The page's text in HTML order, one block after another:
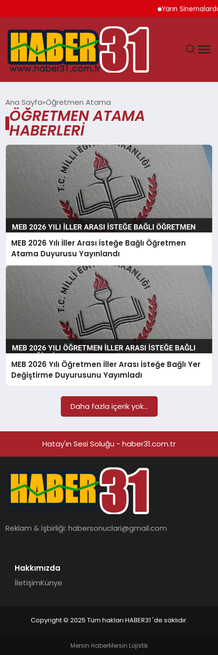
Yarın
HATAY
YAŞAM
EKONOMI
GÜNDEM
MAGAZIN
SAĞLIK
TEKNOLOJI
Ana Sayfa Öğretmen Atama
ÖĞRETMEN ATAMA
HABERLERI
MEB 2026 Yılı İller Arası İsteğe Bağlı Öğretmen
Atama Duyurusu Yayınlandı
MEB 2026 Yılı Öğretmen İller Arası İsteğe Bağlı Yer
Değiştirme Duyurusunu Yayımladı
Daha fazla içerik yok...
Hatay'ın Sesi Soluğu - haber31.com.tr
Reklam & İşbirliği:habersonuclari@gmail.com
Hakkımızda
İletişimKünye
Copyright © 2025 Tüm hakları HABER31 'de saklıdır.
Mersin HaberMersin Lojistik